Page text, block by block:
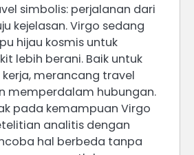
simbolis: perjalanan dari
kejelasan. Virgo sedang
hijau kosmis untuk
lebih berani. Baik untuk
merancang travel
memperdalam hubungan.
pada kemampuan Virgo
analitis dengan
hal berbeda tanpa